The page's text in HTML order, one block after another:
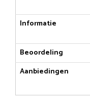
Informatie
Beoordeling
Aanbiedingen